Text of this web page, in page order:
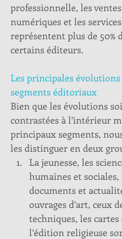
professionnelle, les ventes
numériques et les
représentent plus de 50%
certains éditeurs.
Les principales
segments éditoriaux
Bien que les évolutions
contrastées à l’intérieur
principaux segments,
les distinguer en deux
La jeunesse, les
humaines et sociales,
documents et
ouvrages d’art, ceux
techniques, les cartes
l’édition religieuse